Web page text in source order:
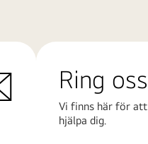
Ring oss
Vi finns här för att
hjälpa dig.